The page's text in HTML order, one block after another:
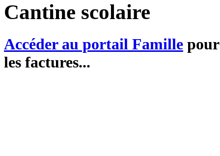
Cantine scolaire
Accéder au portail Famille
les factures...